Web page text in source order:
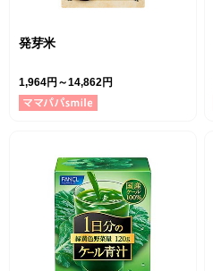
発芽米
1,964円～14,862円